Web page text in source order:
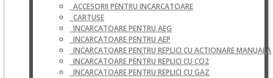
ACCESORII PENTRU INCARCATOARE
CARTUSE
INCARCATOARE PENTRU AEG
INCARCATOARE PENTRU AEP
INCARCATOARE PENTRU REPLICI CU ACTIONARE MANUALA
INCARCATOARE PENTRU REPLICI CU CO2
INCARCATOARE PENTRU REPLICI CU GAZ